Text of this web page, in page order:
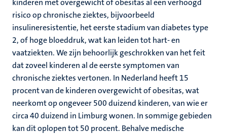
kinderen met overgewicht of obesitas al een verhoogd
risico op chronische ziektes, bijvoorbeeld
insulineresistentie, het eerste stadium van diabetes type
2, of hoge bloeddruk, wat kan leiden tot hart- en
vaatziekten. We zijn behoorlijk geschrokken van het feit
dat zoveel kinderen al de eerste symptomen van
chronische ziektes vertonen. In Nederland heeft 15
procent van de kinderen overgewicht of obesitas, wat
neerkomt op ongeveer 500 duizend kinderen, van wie er
circa 40 duizend in Limburg wonen. In sommige gebieden
kan dit oplopen tot 50 procent. Behalve medische